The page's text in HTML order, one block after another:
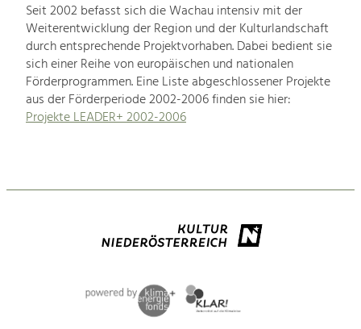
Seit 2002 befasst sich die Wachau intensiv mit der
Weiterentwicklung der Region und der Kulturlandschaft
durch entsprechende Projektvorhaben. Dabei bedient sie
sich einer Reihe von europäischen und nationalen
Förderprogrammen. Eine Liste abgeschlossener Projekte
aus der Förderperiode 2002-2006 finden sie hier:
Projekte LEADER+ 2002-2006